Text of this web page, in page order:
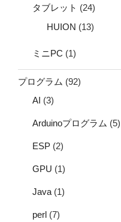
タブレット (24)
HUION (13)
ミニPC (1)
プログラム (92)
AI (3)
Arduinoプログラム (5)
ESP (2)
GPU (1)
Java (1)
perl (7)